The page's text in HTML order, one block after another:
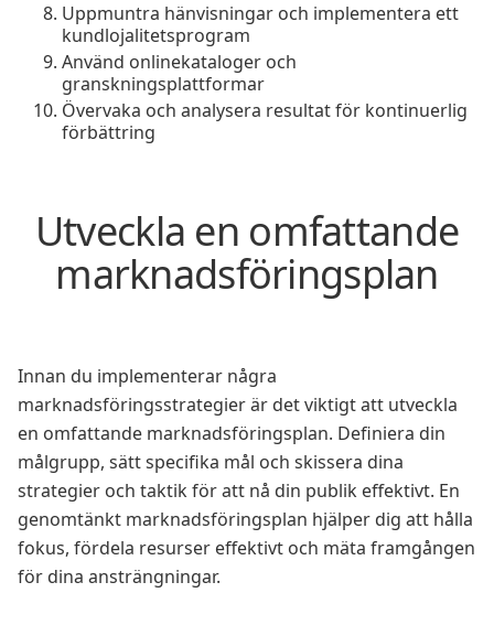
Uppmuntra hänvisningar och implementera ett
kundlojalitetsprogram
Använd onlinekataloger och
granskningsplattformar
Övervaka och analysera resultat för kontinuerlig
förbättring
Utveckla en omfattande
marknadsföringsplan
Innan du implementerar några
marknadsföringsstrategier är det viktigt att utveckla
en omfattande marknadsföringsplan. Definiera din
målgrupp, sätt specifika mål och skissera dina
strategier och taktik för att nå din publik effektivt. En
genomtänkt marknadsföringsplan hjälper dig att hålla
fokus, fördela resurser effektivt och mäta framgången
för dina ansträngningar.